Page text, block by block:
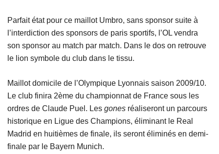
Parfait état pour ce maillot Umbro, sans sponsor suite à
l’interdiction des sponsors de paris sportifs, l’OL vendra
son sponsor au match par match. Dans le dos on retrouve
le lion symbole du club dans le tissu.
Maillot domicile de l’Olympique Lyonnais saison 2009/10.
Le club finira 2ème du championnat de France sous les
ordres de Claude Puel. Les gones réaliseront un parcours
historique en Ligue des Champions, éliminant le Real
Madrid en huitièmes de finale, ils seront éliminés en demi-
finale par le Bayern Munich.